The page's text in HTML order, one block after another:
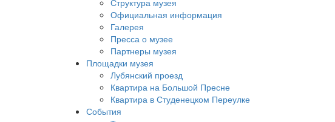
Структура музея
Официальная информация
Галерея
Пресса о музее
Партнеры музея
Площадки музея
Лубянский проезд
Квартира на Большой Пресне
Квартира в Студенецком Переулке
События